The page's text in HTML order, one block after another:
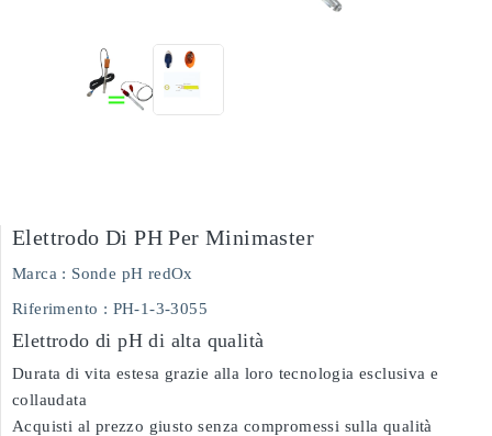
Elettrodo Di PH Per Minimaster
Marca : Sonde pH redOx
Riferimento : PH-1-3-3055
Elettrodo di pH di alta qualità
Durata di vita estesa grazie alla loro tecnologia esclusiva e
collaudata
Acquisti al prezzo giusto senza compromessi sulla qualità